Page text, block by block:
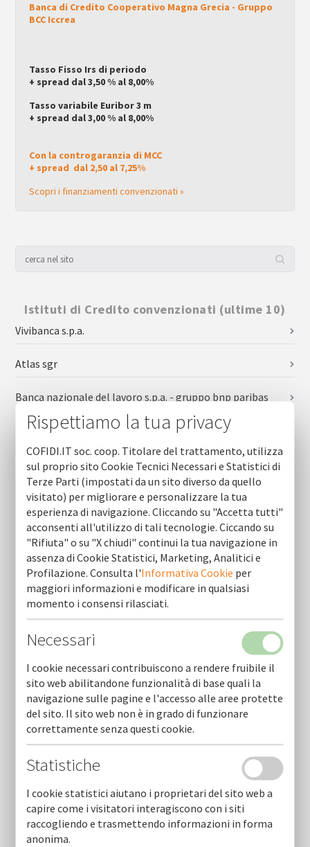
Banca di Credito Cooperativo Magna Grecia - Gruppo
BCC Iccrea
Tasso Fisso Irs di periodo
+ spread dal 3,50 % al 8,00%
Tasso variabile Euribor 3 m
+ spread dal 3,00 % al 8,00%
Con la controgaranzia di MCC
+ spread dal 2,50 al 7,25%
Scopri i finanziamenti convenzionati »
Istituti di Credito convenzionati (ultime 10)
Vivibanca s.p.a.
Atlas sgr
Banca nazionale del lavoro s.p.a. - gruppo bnp paribas
Banca di credito cooperativo bari e taranto - gruppo bcc
Banca sella
Banca di credito cooperativo di leverano - gruppo bcc
iccrea
Banca di credito cooperativo di avetrana - gruppo bcc
iccrea
Banca di andria di credito cooperativo -gruppo bcc iccrea
Banca aidexa s.p.a.
Banca di credito cooperativo san marzano di san giuseppe -
gruppo cassa centrale
Newsletter
Resta sempre aggiornato sulle nostre novità.
Rispettiamo la tua privacy
COFIDI.IT soc. coop. Titolare del trattamento, utilizza
sul proprio sito Cookie Tecnici Necessari e Statistici di
Terze Parti (impostati da un sito diverso da quello
visitato) per migliorare e personalizzare la tua
esperienza di navigazione. Cliccando su "Accetta tutti"
acconsenti all'utilizzo di tali tecnologie. Ciccando su
"Rifiuta" o su "X chiudi" continui la tua navigazione in
assenza di Cookie Statistici, Marketing, Analitici e
Profilazione. Consulta l'Informativa Cookie per
maggiori informazioni e modificare in qualsiasi
momento i consensi rilasciati.
Necessari
I cookie necessari contribuiscono a rendere fruibile il
sito web abilitandone funzionalità di base quali la
navigazione sulle pagine e l'accesso alle aree protette
del sito. Il sito web non è in grado di funzionare
correttamente senza questi cookie.
Statistiche
I cookie statistici aiutano i proprietari del sito web a
capire come i visitatori interagiscono con i siti
raccogliendo e trasmettendo informazioni in forma
anonima.